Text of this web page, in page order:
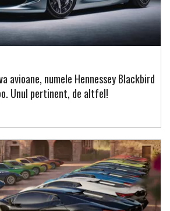
avioane, numele Hennessey Blackbird
Unul pertinent, de altfel!